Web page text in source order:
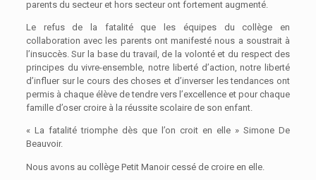
parents du secteur et hors secteur ont fortement augmenté.
Le refus de la fatalité que les équipes du collège en
collaboration avec les parents ont manifesté nous a soustrait à
l’insuccès. Sur la base du travail, de la volonté et du respect des
principes du vivre-ensemble, notre liberté d’action, notre liberté
d’influer sur le cours des choses et d’inverser les tendances ont
permis à chaque élève de tendre vers l’excellence et pour chaque
famille d’oser croire à la réussite scolaire de son enfant.
« La fatalité triomphe dès que l’on croit en elle » Simone De
Beauvoir.
Nous avons au collège Petit Manoir cessé de croire en elle.